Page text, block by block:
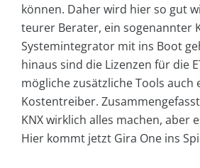
können. Daher wird hier so gut
teurer Berater, ein sogenannter
Systemintegrator mit ins Boot
hinaus sind die Lizenzen für die
mögliche zusätzliche Tools auch
Kostentreiber.
KNX wirklich alles machen, aber
Hier kommt jetzt Gira One ins